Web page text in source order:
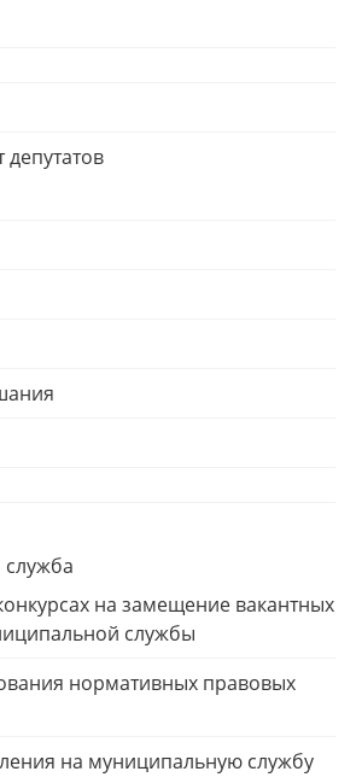
депутатов
на замещение вакантных
службы
нормативных правовых
на муниципальную службу